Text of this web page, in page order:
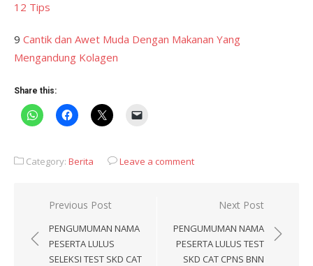
12 Tips
9 Cantik dan Awet Muda Dengan Makanan Yang
Mengandung Kolagen
Share this:
Category: Berita Leave a comment
Post
navigation
Previous Post
PENGUMUMAN NAMA
PESERTA LULUS
SELEKSI TEST SKD CAT
Next Post
PENGUMUMAN NAMA
PESERTA LULUS TEST
SKD CAT CPNS BNN